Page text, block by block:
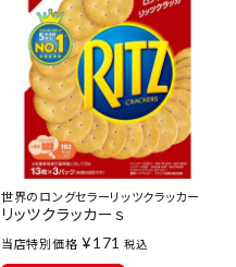
世界のロングセラーリッツクラッカー
リッツクラッカーｓ
当店特別価格 ¥171 税込